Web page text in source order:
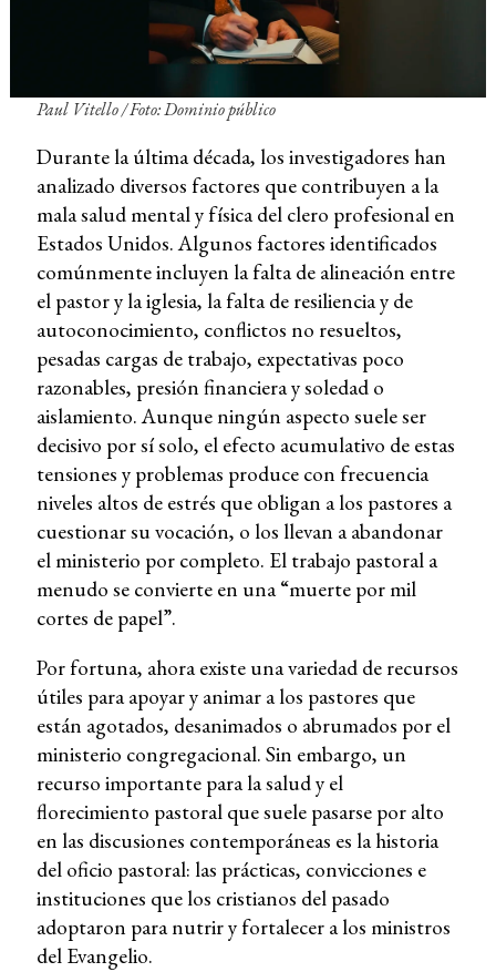
Paul Vitello / Foto: Dominio público
Durante la última década, los investigadores han
analizado diversos factores que contribuyen a la
mala salud mental y física del clero profesional en
Estados Unidos. Algunos factores identificados
comúnmente incluyen la falta de alineación entre
el pastor y la iglesia, la falta de resiliencia y de
autoconocimiento, conflictos no resueltos,
pesadas cargas de trabajo, expectativas poco
razonables, presión financiera y soledad o
aislamiento. Aunque ningún aspecto suele ser
decisivo por sí solo, el efecto acumulativo de estas
tensiones y problemas produce con frecuencia
niveles altos de estrés que obligan a los pastores a
cuestionar su vocación, o los llevan a abandonar
el ministerio por completo. El trabajo pastoral a
menudo se convierte en una “muerte por mil
cortes de papel”.
Por fortuna, ahora existe una variedad de recursos
útiles para apoyar y animar a los pastores que
están agotados, desanimados o abrumados por el
ministerio congregacional. Sin embargo, un
recurso importante para la salud y el
florecimiento pastoral que suele pasarse por alto
en las discusiones contemporáneas es la historia
del oficio pastoral: las prácticas, convicciones e
instituciones que los cristianos del pasado
adoptaron para nutrir y fortalecer a los ministros
del Evangelio.